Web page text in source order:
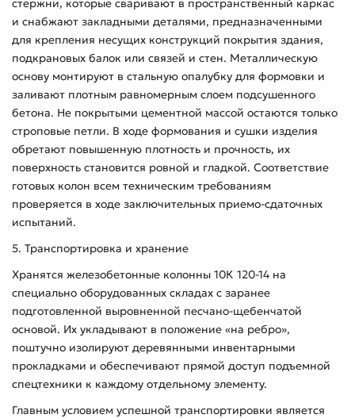
стержни, которые сваривают в пространственный каркас
и снабжают закладными деталями, предназначенными
для крепления несущих конструкций покрытия здания,
подкрановых балок или связей и стен. Металлическую
основу монтируют в стальную опалубку для формовки и
заливают плотным равномерным слоем подсушенного
бетона. Не покрытыми цементной массой остаются только
строповые петли. В ходе формования и сушки изделия
обретают повышенную плотность и прочность, их
поверхность становится ровной и гладкой. Соответствие
готовых колон всем техническим требованиям
проверяется в ходе заключительных приемо-сдаточных
испытаний.
5. Транспортировка и хранение
Хранятся железобетонные колонны 10К 120-14 на
специально оборудованных складах с заранее
подготовленной выровненной песчано-щебенчатой
основой. Их укладывают в положение «на ребро»,
поштучно изолируют деревянными инвентарными
прокладками и обеспечивают прямой доступ подъемной
спецтехники к каждому отдельному элементу.
Главным условием успешной транспортировки является